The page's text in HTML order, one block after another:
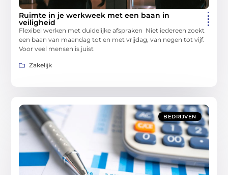
Ruimte in je werkweek met een baan in
veiligheid
Flexibel werken met duidelijke afspraken Niet iedereen zoekt
een baan van maandag tot en met vrijdag, van negen tot vijf.
Voor veel mensen is juist
Zakelijk
BEDRIJVEN